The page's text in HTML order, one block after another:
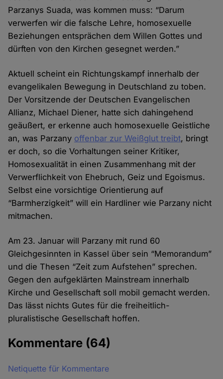
Parzanys Suada, was kommen muss: “Darum
verwerfen wir die falsche Lehre, homosexuelle
Beziehungen entsprächen dem Willen Gottes und
dürften von den Kirchen gesegnet werden.”
Aktuell scheint ein Richtungskampf innerhalb der
evangelikalen Bewegung in Deutschland zu toben.
Der Vorsitzende der Deutschen Evangelischen
Allianz, Michael Diener, hatte sich dahingehend
geäußert, er erkenne auch homosexuelle Geistliche
an, was Parzany offenbar zur Weißglut treibt, bringt
er doch, so die Vorhaltungen seiner Kritiker,
Homosexualität in einen Zusammenhang mit der
Verwerflichkeit von Ehebruch, Geiz und Egoismus.
Selbst eine vorsichtige Orientierung auf
“Barmherzigkeit” will ein Hardliner wie Parzany nicht
mitmachen.
Am 23. Januar will Parzany mit rund 60
Gleichgesinnten in Kassel über sein “Memorandum”
und die Thesen “Zeit zum Aufstehen” sprechen.
Gegen den aufgeklärten Mainstream innerhalb
Kirche und Gesellschaft soll mobil gemacht werden.
Das lässt nichts Gutes für die freiheitlich-
pluralistische Gesellschaft hoffen.
Kommentare (64)
Netiquette für Kommentare